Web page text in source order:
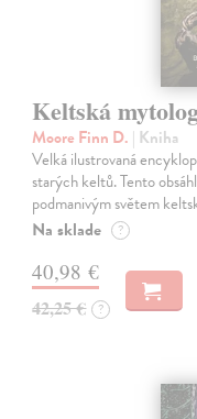
Keltská
Moore Finn D. | Kniha
Velká ilustrovaná
starých keltů. Tento
podmanivým světem
Na sklade ?
40,98 €
42,25 € ?